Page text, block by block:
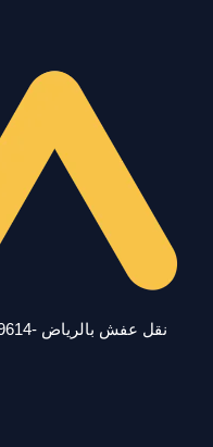
نقل عفش بالرياض -0545579614